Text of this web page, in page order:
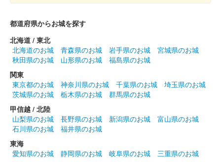
和歌山城 切り絵御城印
販売終了
切り絵師・尾之善(おのぜん)氏が作成した、和歌山城の令和七年
度の切り絵御城印。「令和七乙巳歳」の文言入り。
和歌山城 御城印 登城記念 豊臣秀長
和歌山城 御城印
和歌山城を中心とした絵地図がデザインされている。
都道府県からお城を探す
北海道 / 東北
北海道のお城
青森県のお城 岩手県のお城
宮城県のお城
秋田県のお城
山形県のお城
福島県のお城
関東
東京都のお城
神奈川県のお城 千葉県のお城
埼玉県のお城
茨城県のお城
栃木県のお城
群馬県のお城
甲信越 / 北陸
山梨県のお城
長野県のお城 新潟県のお城
富山県のお城
石川県のお城
福井県のお城
東海
愛知県のお城
静岡県のお城 岐阜県のお城
三重県のお城